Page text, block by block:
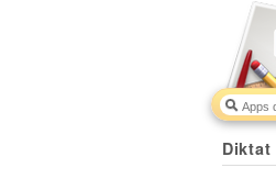
Diktat